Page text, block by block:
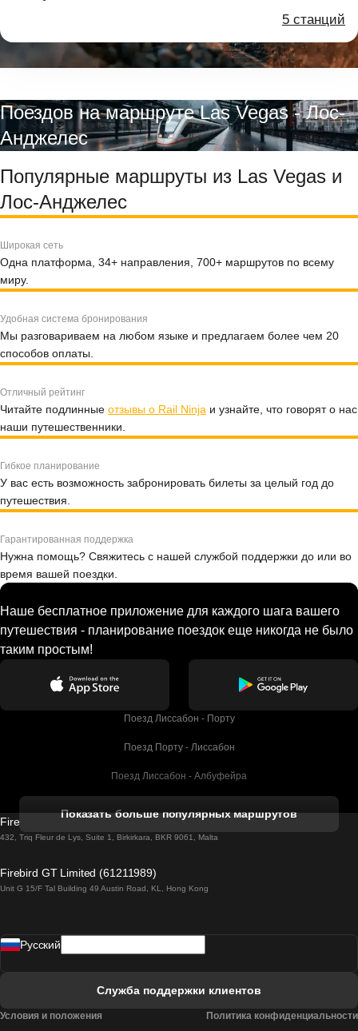
5 станций
Поездов на маршруте Las Vegas - Лос-
Анджелес
Популярные маршруты из Las Vegas и
Лос-Анджелес
Широкая сеть
Одна платформа, 34+ направления, 700+ маршрутов по всему
миру.
Удобная система бронирования
Мы разговариваем на любом языке и предлагаем более чем 20
способов оплаты.
Отличный рейтинг
Читайте подлинные отзывы о Rail Ninja и узнайте, что говорят о нас
наши путешественники.
Гибкое планирование
У вас есть возможность забронировать билеты за целый год до
путешествия.
Гарантированная поддержка
Нужна помощь? Свяжитесь с нашей службой поддержки до или во
время вашей поездки.
Наше бесплатное приложение для каждого шага вашего
путешествия - планирование поездок еще никогда не было
таким простым!
Поезд Лиссабон - Порту
Поезд Порту - Лиссабон
Поезд Лиссабон - Албуфейра
Поезд Лиссабон - Лагос
Поезд Лиссабон - Мадрид
Показать больше популярных маршрутов
Firebird GT Limited (OC 1451)
432, Triq Fleur de Lys, Suite 1, Birkirkara, BKR 9061, Malta
Firebird GT Limited (61211989)
Unit G 15/F Tal Building 49 Austin Road, KL, Hong Kong
Pусский
Служба поддержки клиентов
Условия и положения Политика конфиденциальности